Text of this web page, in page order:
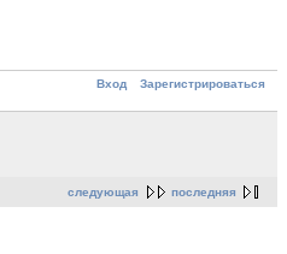
Вход Зарегистрироваться
следующая последняя